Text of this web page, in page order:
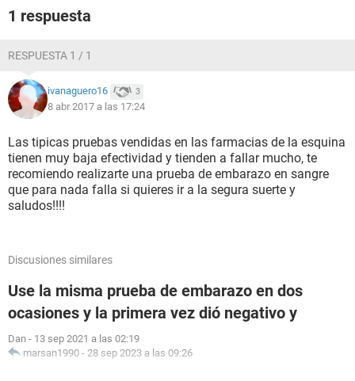
1 respuesta
RESPUESTA 1 / 1
ivanaguero16 3
8 abr 2017 a las 17:24
Las tipicas pruebas vendidas en las farmacias de la esquina
tienen muy baja efectividad y tienden a fallar mucho, te
recomiendo realizarte una prueba de embarazo en sangre
que para nada falla si quieres ir a la segura suerte y
saludos!!!!
Discusiones similares
Use la misma prueba de embarazo en dos
ocasiones y la primera vez dió negativo y
Dan - 13 sep 2021 a las 02:19
marsan1990 - 28 sep 2023 a las 09:26